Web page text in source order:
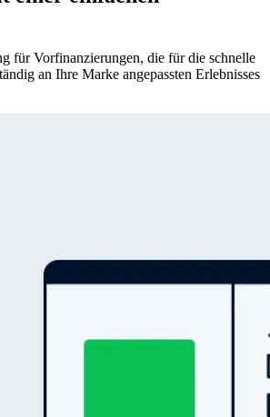
für Vorfinanzierungen, die für die schnelle
an Ihre Marke angepassten Erlebnisses